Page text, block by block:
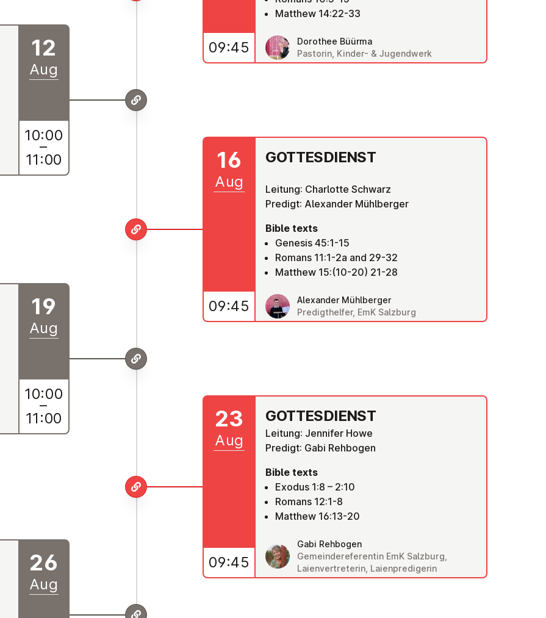
Matthew 14:22-33
Dorothee Büürma
Pastorin, Kinder- & Jugendwerk
09:45
12
Aug
10:00
–
11:00 GOTTES­DI­ENST
Leitung: Charlotte Schwarz
Predigt: Alexander Mühlberger
Bible texts
Genesis 45:1-15
Romans 11:1-2a and 29-32
Matthew 15:(10-20) 21-28
Alexander Mühlberger
Predigthelfer, EmK Salzburg
16
Aug
09:45
19
Aug
10:00
–
11:00 GOTTES­DI­ENST
Leitung: Jennifer Howe
Predigt: Gabi Rehbogen
Bible texts
Exodus 1:8 – 2:10
Romans 12:1-8
Matthew 16:13-20
Gabi Rehbogen
Gemeindereferentin EmK Salzburg,
Laienvertreterin, Laienpredigerin
23
Aug
09:45
26
Aug